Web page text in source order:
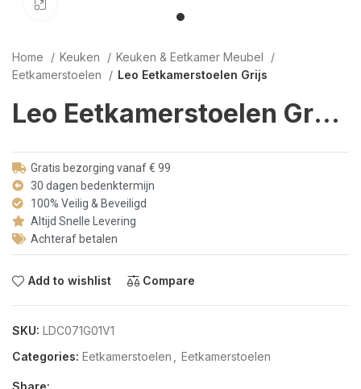
Home Keuken
Keuken & Eetkamer Meubel
Eetkamerstoelen
Leo Eetkamerstoelen Grijs
Leo Eetkamerstoelen Grijs
Gratis bezorging vanaf € 99
30 dagen bedenktermijn
100% Veilig & Beveiligd
Altijd Snelle Levering
Achteraf betalen
Add to wishlist Compare
SKU: LDC071G01V1
Categories: Eetkamerstoelen Eetkamerstoelen
Share: